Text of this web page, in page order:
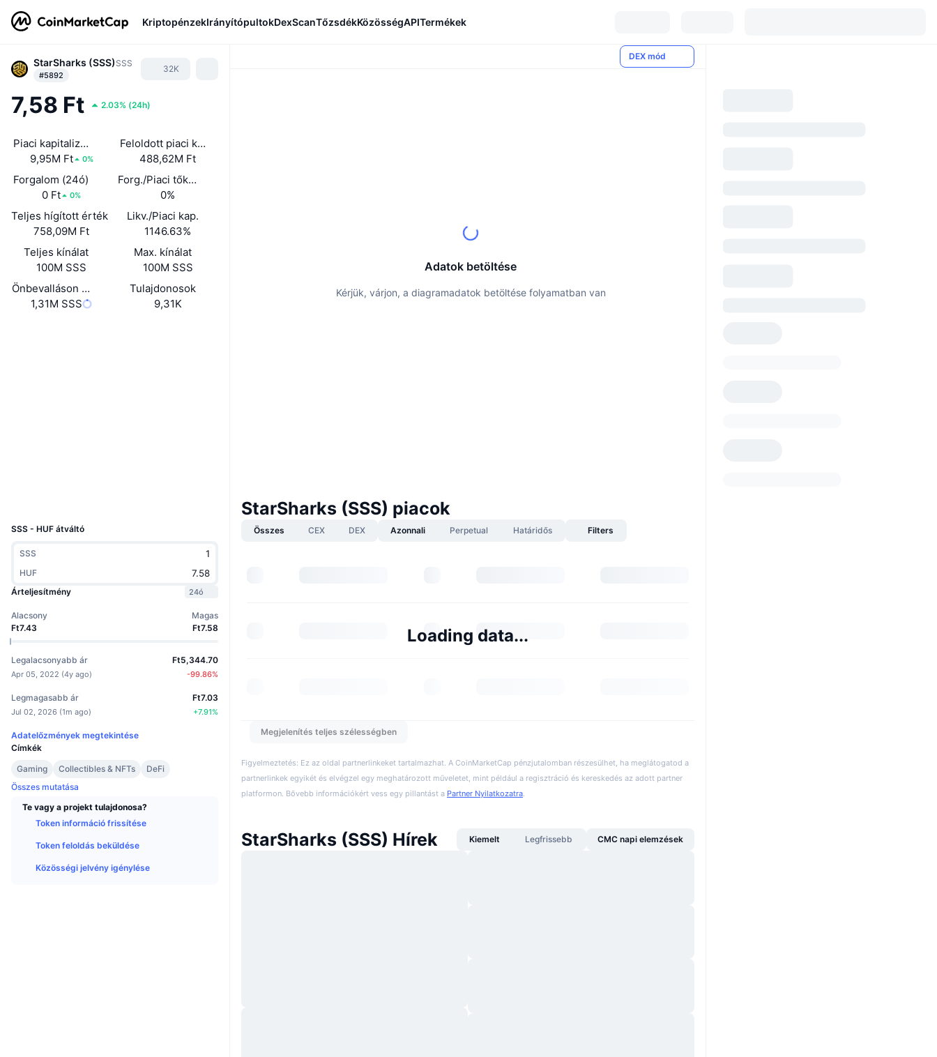
KriptopénzekIrányítópultokDexScanTőzsdékKözösségAPITermékek
StarSharks (SSS) SSS
#5892
32K
7,58 Ft 2.03% (24h)
Piaci kapitalizáció
9,95M Ft
0%
Feloldott piaci kap.
488,62M Ft
Forgalom (24ó)
0 Ft
0%
Forg./Piaci tőkeé. (24ó)
0%
Teljes hígított érték
758,09M Ft
Likv./Piaci kap.
1146.63%
Teljes kínálat
100M SSS
Max. kínálat
100M SSS
Önbevalláson alapuló forgalomban lévő kínálat
1,31M SSS
Tulajdonosok
9,31K
SSS - HUF átváltó
SSS
HUF
Árteljesítmény
24ó
Alacsony
Ft7.43
Magas
Ft7.58
Legalacsonyabb ár
Apr 05, 2022 (4y ago)
Ft5,344.70
-99.86%
Legmagasabb ár
Jul 02, 2026 (1m ago)
Ft7.03
+7.91%
Adatelőzmények megtekintése
Címkék
Gaming
Collectibles & NFTs
DeFi
Összes mutatása
Te vagy a projekt tulajdonosa?
Token információ frissítése
Token feloldás beküldése
Közösségi jelvény igénylése
DEX mód
Adatok betöltése
Kérjük, várjon, a diagramadatok betöltése folyamatban van
StarSharks (SSS) piacok
Összes CEX DEX Azonnali Perpetual Határidős Filters
Loading data...
Megjelenítés teljes szélességben
Figyelmeztetés: Ez az oldal partnerlinkeket tartalmazhat. A CoinMarketCap pénzjutalomban részesülhet, ha meglátogatod a
partnerlinkek egyikét és elvégzel egy meghatározott műveletet, mint például a regisztráció és kereskedés az adott partner
platformon. Bővebb információkért vess egy pillantást a Partner Nyilatkozatra.
StarSharks (SSS) Hírek Kiemelt Legfrissebb CMC napi elemzések